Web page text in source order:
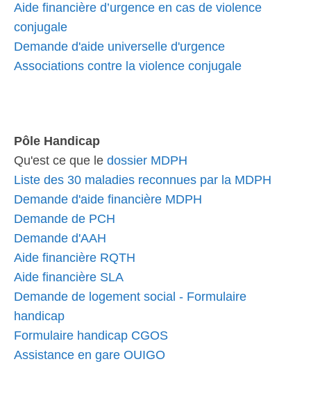
Aide financière d’urgence en cas de violence
conjugale
Demande d'aide universelle d'urgence
Associations contre la violence conjugale
Pôle Handicap
Qu'est ce que le dossier MDPH
Liste des 30 maladies reconnues par la MDPH
Demande d'aide financière MDPH
Demande de PCH
Demande d'AAH
Aide financière RQTH
Aide financière SLA
Demande de logement social - Formulaire
handicap
Formulaire handicap CGOS
Assistance en gare OUIGO